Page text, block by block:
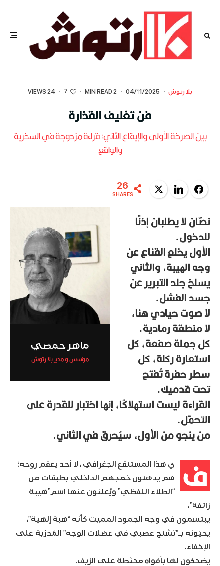
بلا رتوش ·
04/11/2025
·
2 MIN READ
·
7
·
24 VIEWS
فن تغليف القذارة
بين الصرخة الأولى والإيقاع الثاني: قراءة مزدوجة في السخرية
والواقع
Facebook
LinkedIn
Twitter
26
SHARES
ماهر حمصي
مؤسس و مدير بلا رتوش
نصّان لا يطلبان إذنًا
للدخول.
الأول يخلع القناع عن
وجه الهيبة، والثاني
يسلخ جلد التبرير عن
جسد الفشل.
لا صوت حيادي هنا،
لا منطقة رمادية.
كل جملة صفعة، كل
استعارة ركلة، كل
سطر حفرة تُفتح
تحت قدميك.
القراءة ليست استهلاكًا، إنها اختبار للقدرة على
التحمّل.
من ينجو من الأول، سيُحرق في الثاني.
ف
ي هذا المستنقع الجغرافي ، لا أحد يعقم روحه؛
هم يدهنون خمجهم الداخلي بطبقات من
“الطلاء اللفظي” ويُعلنون عنها اسم”هيبة
زائفة”.
يبتسمون في وجه الجمود المميت كأنه “هبة إلهية”،
يحيّونه بـ”تشنج عصبي في عضلات الوجه” المُدرّبة على
الإخفاء.
يضحكون لها بأفواه محنّطة على الزيف.